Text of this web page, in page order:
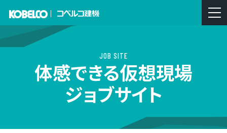
JOB SITE
体感できる仮想現場
ジョブサイト